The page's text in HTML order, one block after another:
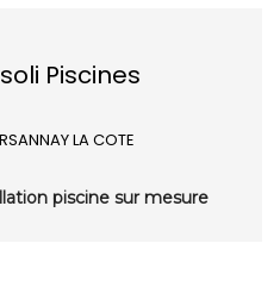
Piscines
LA COTE
piscine sur mesure